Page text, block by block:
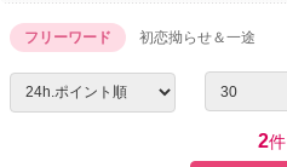
フリーワード 初恋拗らせ＆一途
2件